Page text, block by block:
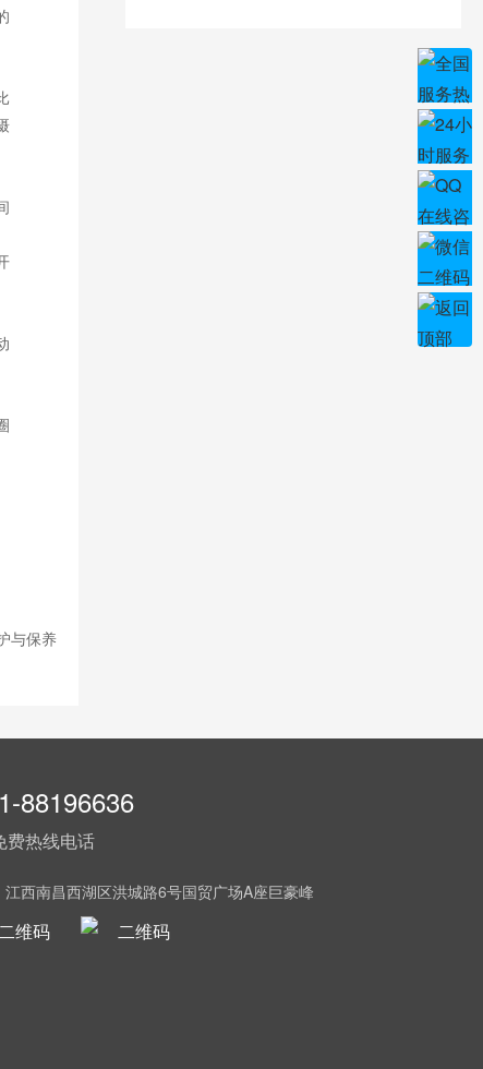
与保养
88196636
费热线电话
江西南昌西湖区洪城路6号国贸广场A座巨豪峰